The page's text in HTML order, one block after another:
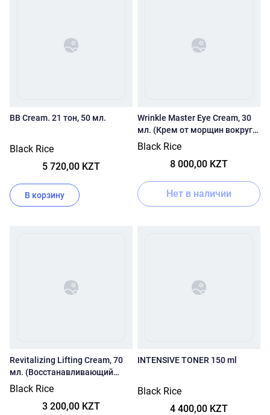
BB Cream. 21 тон, 50 мл.
Black Rice
5 720,00 KZT
В корзину
Wrinkle Master Eye Cream, 30
мл. (Крем от морщин вокруг
глаз ).
Black Rice
8 000,00 KZT
Нет в наличии
Revitalizing Lifting Cream, 70
мл. (Восстанавливающий
лифтинг крем).
Black Rice
3 200,00 KZT
INTENSIVE TONER 150 ml
Black Rice
4 400,00 KZT